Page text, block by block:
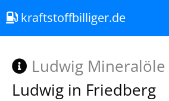
kraftstoffbilliger.de
Ludwig Mineralöle
Ludwig in Friedberg